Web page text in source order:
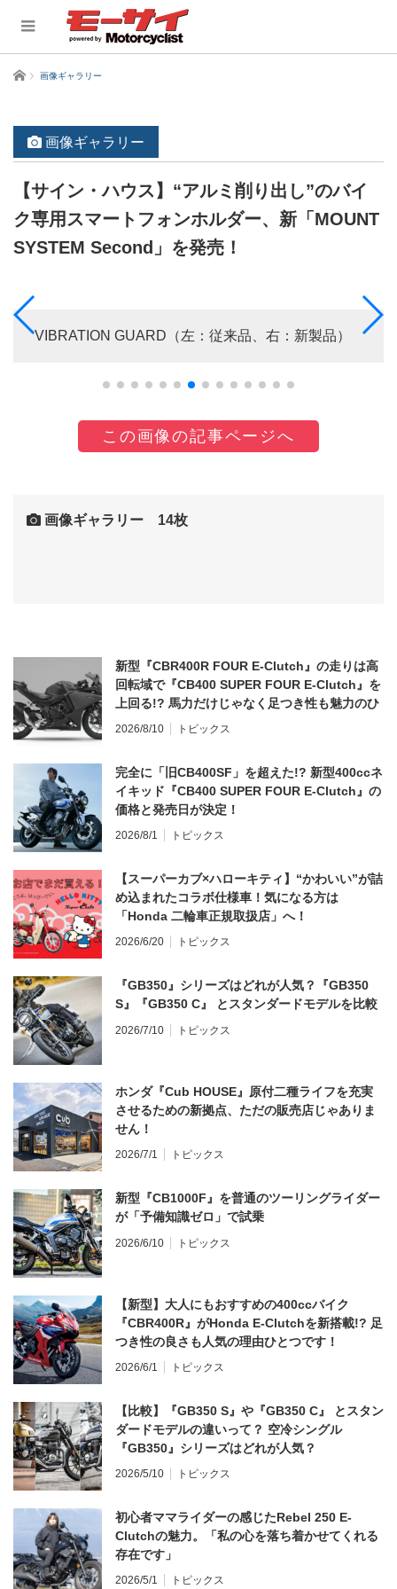
ホーム 画像ギャラリー
画像ギャラリー
【サイン・ハウス】“アルミ削り出し”のバイ
ク専用スマートフォンホルダー、新「MOUNT
SYSTEM Second」を発売！
VIBRATION GUARD（左：従来品、右：新製品）
この画像の記事ページへ
画像ギャラリー 14枚
新型『CBR400R FOUR E-Clutch』の走りは高
回転域で『CB400 SUPER FOUR E-Clutch』を
上回る!? 馬力だけじゃなく足つき性も魅力のひ
とつ！
2026/8/10 トピックス
完全に「旧CB400SF」を超えた!? 新型400ccネ
イキッド『CB400 SUPER FOUR E-Clutch』の
価格と発売日が決定！
2026/8/1 トピックス
【スーパーカブ×ハローキティ】“かわいい”が詰
め込まれたコラボ仕様車！気になる方は
「Honda 二輪車正規取扱店」へ！
2026/6/20 トピックス
『GB350』シリーズはどれが人気？『GB350
S』『GB350 C』 とスタンダードモデルを比較
2026/7/10 トピックス
ホンダ『Cub HOUSE』原付二種ライフを充実
させるための新拠点、ただの販売店じゃありま
せん！
2026/7/1 トピックス
新型『CB1000F』を普通のツーリングライダー
が「予備知識ゼロ」で試乗
2026/6/10 トピックス
【新型】大人にもおすすめの400ccバイク
『CBR400R』がHonda E-Clutchを新搭載!? 足
つき性の良さも人気の理由ひとつです！
2026/6/1 トピックス
【比較】『GB350 S』や『GB350 C』 とスタン
ダードモデルの違いって？ 空冷シングル
『GB350』シリーズはどれが人気？
2026/5/10 トピックス
初心者ママライダーの感じたRebel 250 E-
Clutchの魅力。「私の心を落ち着かせてくれる
存在です」
2026/5/1 トピックス